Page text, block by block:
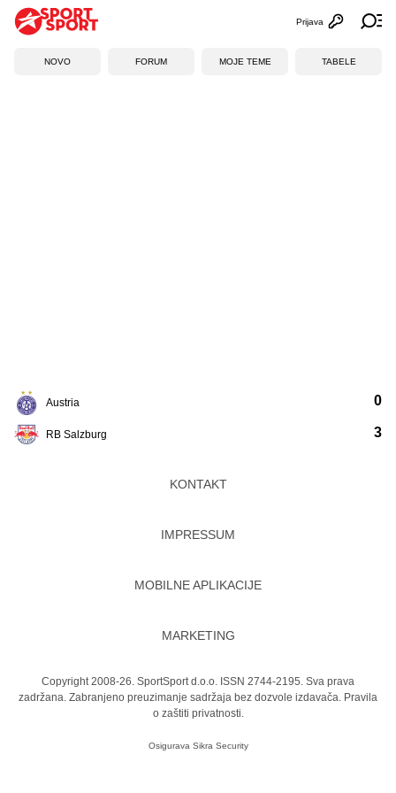
Otvori
Prijava
NOVO FORUM MOJE TEME TABELE
Austria
RB Salzburg
0
3
KONTAKT
IMPRESSUM
MOBILNE APLIKACIJE
MARKETING
Copyright 2008-26. SportSport d.o.o. ISSN 2744-2195. Sva prava
zadržana. Zabranjeno preuzimanje sadržaja bez dozvole izdavača. Pravila
o zaštiti privatnosti.
Osigurava Sikra Security